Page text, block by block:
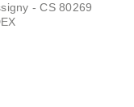
- CS 80269